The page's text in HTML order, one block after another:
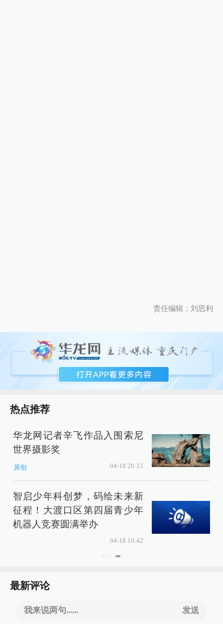
责任编辑：刘思利
热点推荐
华龙网记者辛飞作品入围索尼
世界摄影奖
原创 04-18 20:15
智启少年科创梦，码绘未来新
征程！大渡口区第四届青少年
机器人竞赛圆满举办
04-18 10:42
最新评论
我来说两句...... 发送